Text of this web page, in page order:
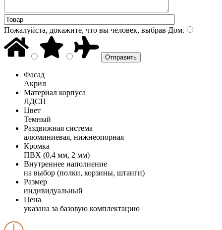
Пожалуйста, докажите, что вы человек, выбрав Дом.
Фасад
Акрил
Материал корпуса
ЛДСП
Цвет
Темный
Раздвижная система
алюминиевая, нижнеопорная
Кромка
ПВХ (0,4 мм, 2 мм)
Внутреннее наполнение
на выбор (полки, корзины, штанги)
Размер
индивидуальный
Цена
указана за базовую комплектацию